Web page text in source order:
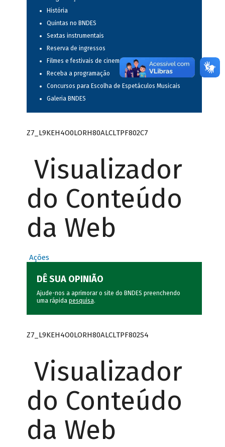
História
Quintas no BNDES
Sextas instrumentais
Reserva de ingressos
Filmes e festivais de cinema
Receba a programação
Concursos para Escolha de Espetáculos Musicais
Galeria BNDES
Z7_L9KEH4O0LORH80ALCLTPF802C7
Visualizador
do Conteúdo
da Web
Ações
DÊ SUA OPINIÃO
Ajude-nos a aprimorar o site do BNDES preenchendo
uma rápida pesquisa.
Z7_L9KEH4O0LORH80ALCLTPF802S4
Visualizador
do Conteúdo
da Web